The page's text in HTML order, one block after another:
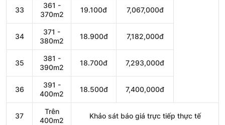
33
361 -
370m2
19.100đ 7,067,000đ
34
371 -
380m2
18.900đ 7,182,000đ
35
381 -
390m2
18.700đ 7,293,000đ
36
391 -
400m2
18.500đ 7,400,000đ
37
Trên
400m2
Khảo sát báo giá trực tiếp thực tế